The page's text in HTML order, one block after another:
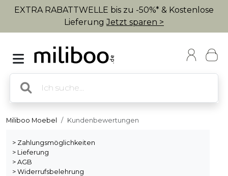
EXTRA RABATTWELLE bis zu -50%* & Kostenlose
LieferungJetzt sparen >
Miliboo Moebel Kundenbewertungen
> Zahlungsmöglichkeiten
> Lieferung
> AGB
> Widerrufsbelehrung